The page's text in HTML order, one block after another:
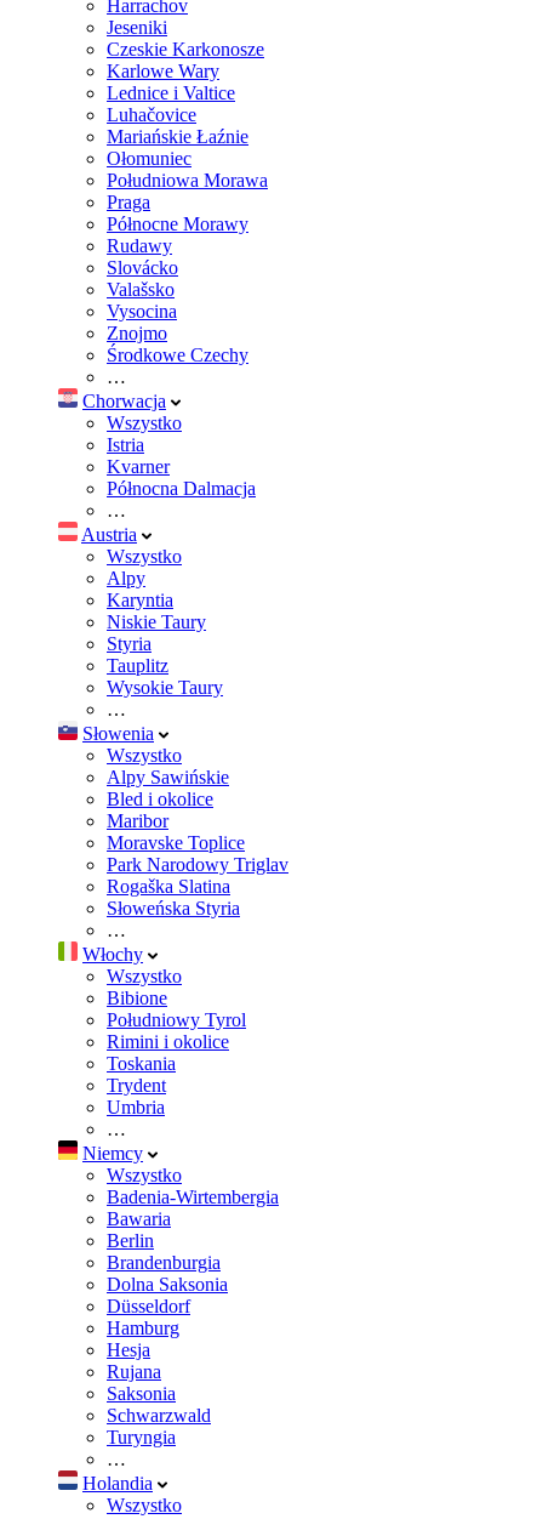
Harrachov
Jeseniki
Czeskie Karkonosze
Karlowe Wary
Lednice i Valtice
Luhačovice
Mariańskie Łaźnie
Ołomuniec
Południowa Morawa
Praga
Północne Morawy
Rudawy
Slovácko
Valašsko
Vysocina
Znojmo
Środkowe Czechy
…
Chorwacja
Wszystko
Istria
Kvarner
Północna Dalmacja
…
Austria
Wszystko
Alpy
Karyntia
Niskie Taury
Styria
Tauplitz
Wysokie Taury
…
Słowenia
Wszystko
Alpy Sawińskie
Bled i okolice
Maribor
Moravske Toplice
Park Narodowy Triglav
Rogaška Slatina
Słoweńska Styria
…
Włochy
Wszystko
Bibione
Południowy Tyrol
Rimini i okolice
Toskania
Trydent
Umbria
…
Niemcy
Wszystko
Badenia-Wirtembergia
Bawaria
Berlin
Brandenburgia
Dolna Saksonia
Düsseldorf
Hamburg
Hesja
Rujana
Saksonia
Schwarzwald
Turyngia
…
Holandia
Wszystko